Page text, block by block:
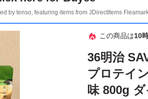
by tenso, featuring items from JDirectItems
この商品は10
36明治
プロテイ
味 800g